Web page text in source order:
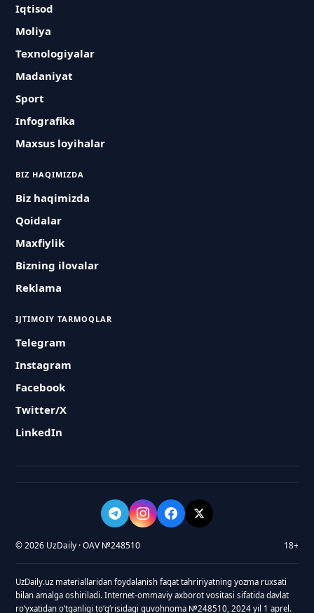
Iqtisod
Moliya
Texnologiyalar
Madaniyat
Sport
Infografika
Maxsus loyihalar
BIZ HAQIMIZDA
Biz haqimizda
Qoidalar
Maxfiylik
Bizning ilovalar
Reklama
IJTIMOIY TARMOQLAR
Telegram
Instagram
Facebook
Twitter/X
LinkedIn
© 2026 UzDaily · OAV №248510 18+
UzDaily.uz materiallaridan foydalanish faqat tahririyatning yozma ruxsati
bilan amalga oshiriladi. Internet-ommaviy axborot vositasi sifatida davlat
roʻyxatidan oʻtganligi toʻgʻrisidagi guvohnoma №248510, 2024 yil 1 aprel.